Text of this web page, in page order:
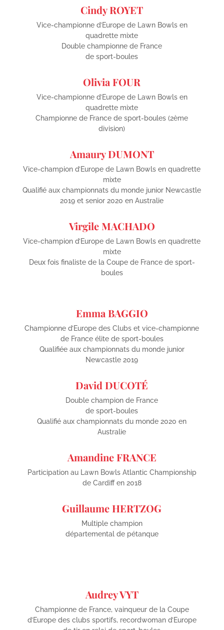
Cindy ROYET
Vice-championne d’Europe de Lawn Bowls en
quadrette mixte
Double championne de France
de sport-boules
Olivia FOUR
Vice-championne d’Europe de Lawn Bowls en
quadrette mixte
Championne de France de sport-boules (2ème
division)
Amaury DUMONT
Vice-champion d’Europe de Lawn Bowls en quadrette
mixte
Qualifié aux championnats du monde junior Newcastle
2019 et senior 2020 en Australie
Virgile MACHADO
Vice-champion d’Europe de Lawn Bowls en quadrette
mixte
Deux fois finaliste de la Coupe de France de sport-
boules
Emma BAGGIO
Championne d’Europe des Clubs et vice-championne
de France élite de sport-boules
Qualifiée aux championnats du monde junior
Newcastle 2019
David DUCOTÉ
Double champion de France
de sport-boules
Qualifié aux championnats du monde 2020 en
Australie
Amandine FRANCE
Participation au Lawn Bowls Atlantic Championship
de Cardiff en 2018
Guillaume HERTZOG
Multiple champion
départemental de pétanque
Audrey VYT
Championne de France, vainqueur de la Coupe
d’Europe des clubs sportifs, recordwoman d’Europe